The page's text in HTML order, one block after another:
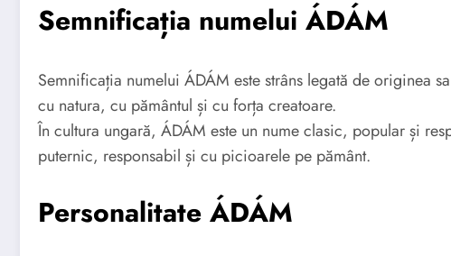
Semnificația numelui ÁDÁM
Semnificația numelui ÁDÁM este strâns legată de originea
cu natura, cu pământul și cu forța creatoare.
În cultura ungară, ÁDÁM este un nume clasic, popular și
puternic, responsabil și cu picioarele pe pământ.
Personalitate ÁDÁM